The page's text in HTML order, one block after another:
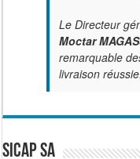
Le Directeur
Moctar
remarquable
livraison réussie.
SICAP SA